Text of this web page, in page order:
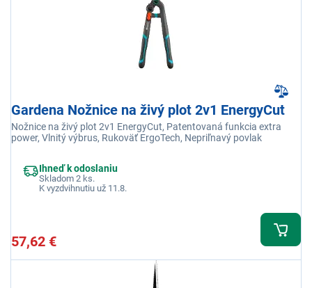
Gardena Nožnice na živý plot 2v1 EnergyCut
Nožnice na živý plot 2v1 EnergyCut, Patentovaná funkcia extra
power, Vlnitý výbrus, Rukoväť ErgoTech, Nepriľnavý povlak
Ihneď k odoslaniu
Skladom 2 ks.
K vyzdvihnutiu už 11.8.
57,62 €